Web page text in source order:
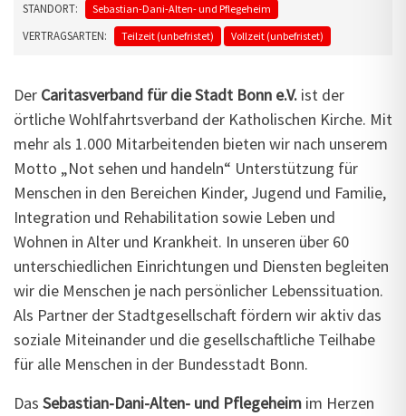
STANDORT: Sebastian-Dani-Alten- und Pflegeheim
VERTRAGSARTEN: Teilzeit (unbefristet) Vollzeit (unbefristet)
Der Caritasverband für die Stadt Bonn e.V. ist der
örtliche Wohlfahrtsverband der Katholischen Kirche. Mit
mehr als 1.000 Mitarbeitenden bieten wir nach unserem
Motto „Not sehen und handeln“ Unterstützung für
Menschen in den Bereichen Kinder, Jugend und Familie,
Integration und Rehabilitation sowie Leben und
Wohnen in Alter und Krankheit. In unseren über 60
unterschiedlichen Einrichtungen und Diensten begleiten
wir die Menschen je nach persönlicher Lebenssituation.
Als Partner der Stadtgesellschaft fördern wir aktiv das
soziale Miteinander und die gesellschaftliche Teilhabe
für alle Menschen in der Bundesstadt Bonn.
Das Sebastian-Dani-Alten- und Pflegeheim im Herzen